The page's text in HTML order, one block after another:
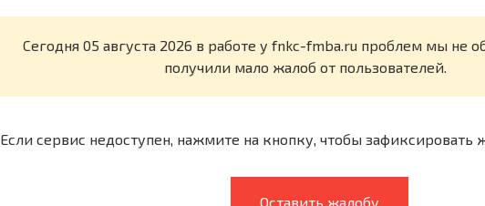
Cегодня 05 августа 2026 в работе у fnkc-fmba.ru проблем мы не
получили мало жалоб от пользователей.
Если сервис недоступен, нажмите на кнопку, чтобы зафиксировать
Оставить жалобу